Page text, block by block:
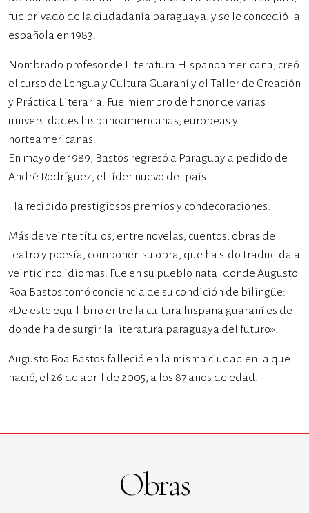
fue privado de la ciudadanía paraguaya, y se le concedió la
española en 1983.
Nombrado profesor de Literatura Hispanoamericana, creó
el curso de Lengua y Cultura Guaraní y el Taller de Creación
y Práctica Literaria. Fue miembro de honor de varias
universidades hispanoamericanas, europeas y
norteamericanas.
En mayo de 1989, Bastos regresó a Paraguay a pedido de
André Rodríguez, el líder nuevo del país.
Ha recibido prestigiosos premios y condecoraciones.
Más de veinte títulos, entre novelas, cuentos, obras de
teatro y poesía, componen su obra, que ha sido traducida a
veinticinco idiomas. Fue en su pueblo natal donde Augusto
Roa Bastos tomó conciencia de su condición de bilingüe:
«De este equilibrio entre la cultura hispana guaraní es de
donde ha de surgir la literatura paraguaya del futuro».
Augusto Roa Bastos falleció en la misma ciudad en la que
nació, el 26 de abril de 2005, a los 87 años de edad.
Obras